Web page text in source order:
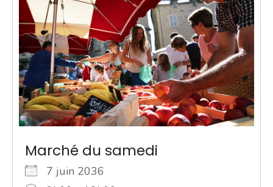
Marché du samedi
7 juin 2036